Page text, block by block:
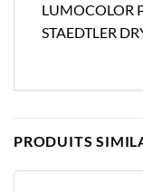
LUMOCOLOR
STAEDTLER
PRODUITS